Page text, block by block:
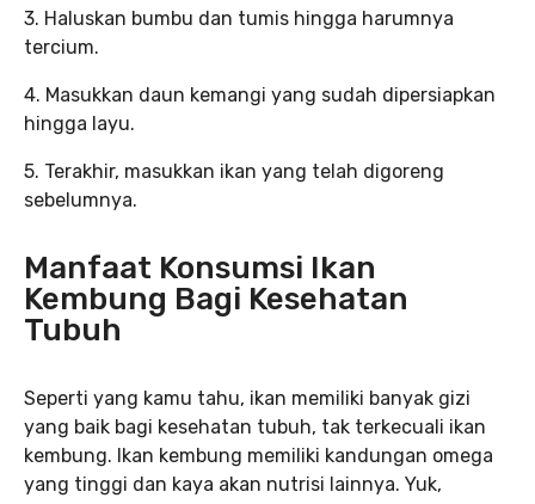
3. Haluskan bumbu dan tumis hingga harumnya
tercium.
4. Masukkan daun kemangi yang sudah dipersiapkan
hingga layu.
5. Terakhir, masukkan ikan yang telah digoreng
sebelumnya.
Manfaat Konsumsi Ikan
Kembung Bagi Kesehatan
Tubuh
Seperti yang kamu tahu, ikan memiliki banyak gizi
yang baik bagi kesehatan tubuh, tak terkecuali ikan
kembung. Ikan kembung memiliki kandungan omega
yang tinggi dan kaya akan nutrisi lainnya. Yuk,